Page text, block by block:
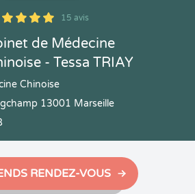
15 avis
de Médecine
- Tessa TRIAY
Chinoise
13001 Marseille
RENDEZ-VOUS